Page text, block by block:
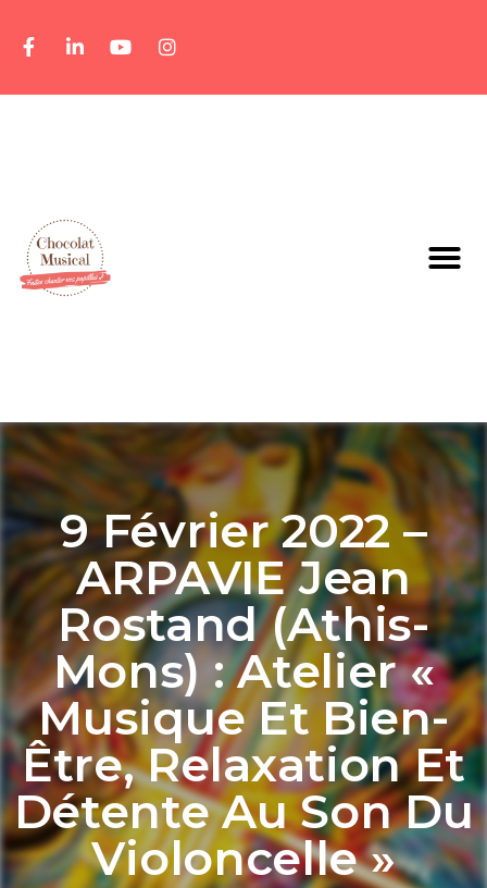
9 Février 2022 –
ARPAVIE Jean
Rostand (Athis-
Mons) : Atelier «
Musique Et Bien-
Être, Relaxation Et
Détente Au Son Du
Violoncelle »